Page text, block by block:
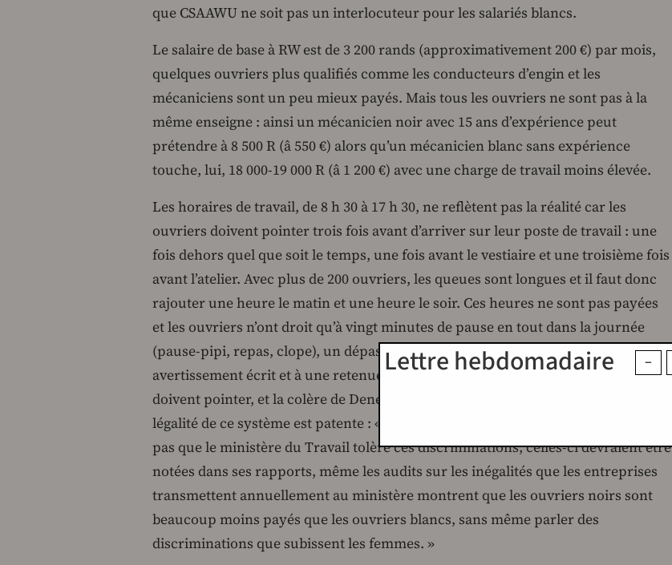
que CSAAWU ne soit pas un interlocuteur pour les salariés blancs.
Le salaire de base à RW est de 3 200 rands (approximativement 200 €) par mois,
quelques ouvriers plus qualifiés comme les conducteurs d’engin et les
mécaniciens sont un peu mieux payés. Mais tous les ouvriers ne sont pas à la
même enseigne : ainsi un mécanicien noir avec 15 ans d’expérience peut
prétendre à 8 500 R (â 550 €) alors qu’un mécanicien blanc sans expérience
touche, lui, 18 000-19 000 R (â 1 200 €) avec une charge de travail moins élevée.
Les horaires de travail, de 8 h 30 à 17 h 30, ne reflètent pas la réalité car les
ouvriers doivent pointer trois fois avant d’arriver sur leur poste de travail : une
fois dehors quel que soit le temps, une fois avant le vestiaire et une troisième fois
avant l’atelier. Avec plus de 200 ouvriers, les queues sont longues et il faut donc
rajouter une heure le matin et une heure le soir. Ces heures ne sont pas payées
et les ouvriers n’ont droit qu’à vingt minutes de pause en tout dans la journée
(pause-pipi, repas, clope), un dépassement d’une seconde donne lieu à un
avertissement écrit et à une retenue sur salaire. Mais surtout, seuls les noirs
doivent pointer, et la colère de Deneco Dube quand nous le questionnons sur la
légalité de ce système est patente : « Non, ce n’est pas légal, et je ne comprends
pas que le ministère du Travail tolère ces discriminations, celles-ci devraient être
notées dans ses rapports, même les audits sur les inégalités que les entreprises
transmettent annuellement au ministère montrent que les ouvriers noirs sont
beaucoup moins payés que les ouvriers blancs, sans même parler des
discriminations que subissent les femmes. »
−
Lettre hebdomadaire